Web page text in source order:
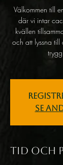
Välkommen till
där vi intar
kvällen
och att lyssna
Se
Tid och